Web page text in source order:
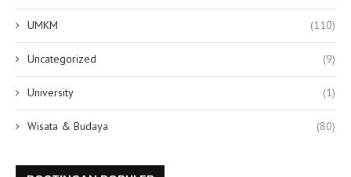
UMKM (110)
Uncategorized (9)
University (1)
Wisata & Budaya (80)